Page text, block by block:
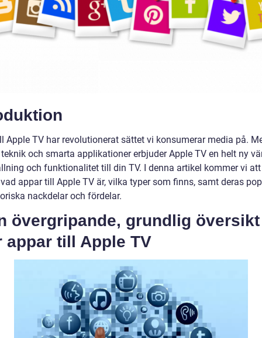
Apple TV har revolutionerat sättet vi konsumerar media på.
och smarta applikationer erbjuder Apple TV en helt ny
och funktionalitet till din TV. I denna artikel kommer vi
appar till Apple TV är, vilka typer som finns, samt deras
nackdelar och fördelar.
övergripande, grundlig översikt
appar till Apple TV